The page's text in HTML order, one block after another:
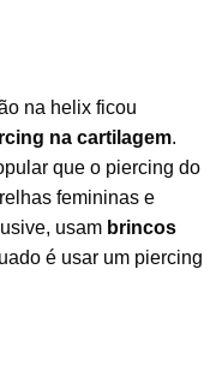
na helix ficou
na cartilagem.
que o piercing do
femininas e
usam brincos
é usar um piercing